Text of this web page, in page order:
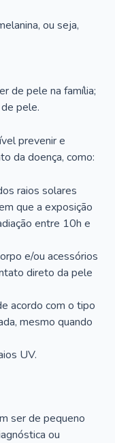
ou seja,
de pele na família;
pele.
prevenir e
da doença, como:
raios solares
que a exposição
entre 10h e
e/ou acessórios
direto da pele
acordo com o tipo
mesmo quando
UV.
ser de pequeno
ou